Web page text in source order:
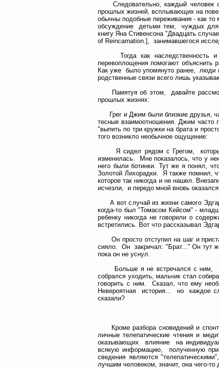
Следовательно, каждый человек
прошлых жизней, всплывающих на
обычны подобные переживания - как
обсуждение детьми тем, чуждых для
книгу Яна Стивенсона "Двадцать
of Reincarnation.], занимавшегося
Тогда как наследственность и
перевоплощения помогают объяснить
Как уже было упомянуто ранее, люди
родственные связи всего лишь
Памятуя об этом, давайте
прошлых жизнях:
Грег и Джим были близкие друзья,
тесные взаимоотношения. Джим часто
"выпить по три кружки на брата и
того возникло необычное ощущение:
Я сидел рядом с Грегом, который
изменилась. Мне показалось, что у
него были ботинки. Тут же я понял,
Золотой Лихорадки. Я также помнил,
которое так никогда и не нашел.
исчезли, и передо мной вновь
А вот случай из жизни самого
когда-то был "Томасом Кейсом" -
ребенку никогда не говорили о
встретились. Вот что рассказывал
Он просто отступил на шаг и
сияло. Он закричал: "Брат..." Он тут
пока он не уснул.
Больше я не встречался с ним,
собрался уходить, мальчик стал
говорить с ним. Сказал, что ему
Невероятная история... но каждое
сказали?
Кроме разбора сновидений и
личные телепатические чтения и
оказывающих влияние на
всякую информацию, полученную
сведения являются
лучшим человеком, значит, она чего-то